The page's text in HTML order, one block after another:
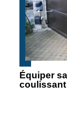
Équiper